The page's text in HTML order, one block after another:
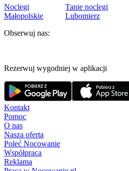
Noclegi
Małopolskie
Tanie noclegi
Lubomierz
Obserwuj nas:
Rezerwuj wygodniej w aplikacji
Kontakt
Pomoc
O nas
Nasza oferta
Poleć Nocowanie
Współpraca
Reklama